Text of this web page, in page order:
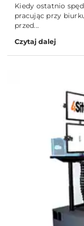
Kiedy ostatnio
pracując przy
przed...
Czytaj dalej